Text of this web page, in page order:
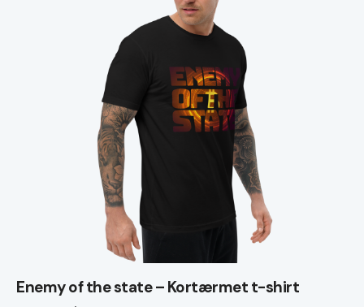
Enemy of the state – Kortærmet t-shirt